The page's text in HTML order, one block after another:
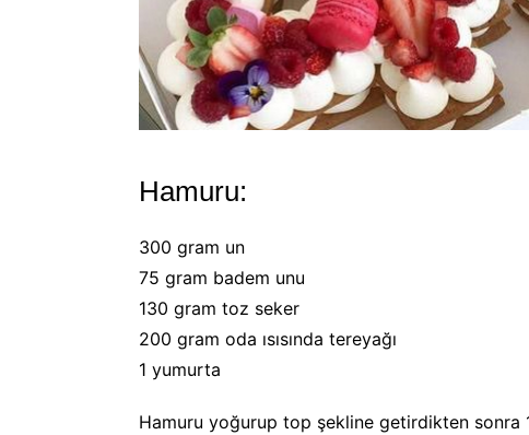
Hamuru:
300 gram un
75 gram badem unu
130 gram toz seker
200 gram oda ısısında tereyağı
1 yumurta
Hamuru yoğurup top şekline getirdikten sonra